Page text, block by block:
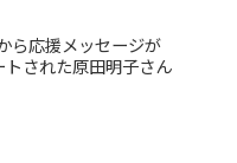
ら応援メッセージが
された原田明子さん